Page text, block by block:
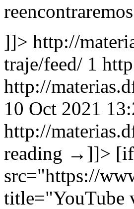
]]> http://
traje/feed/ 1
http://
10 Oct 2021
http://
reading → ]]>
src="https://
title="YouTube